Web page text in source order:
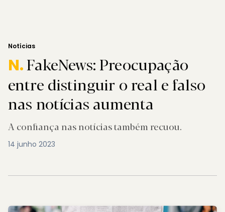
Notícias
N.FakeNews: Preocupação
entre distinguir o real e falso
nas notícias aumenta
A confiança nas notícias também recuou.
14 junho 2023